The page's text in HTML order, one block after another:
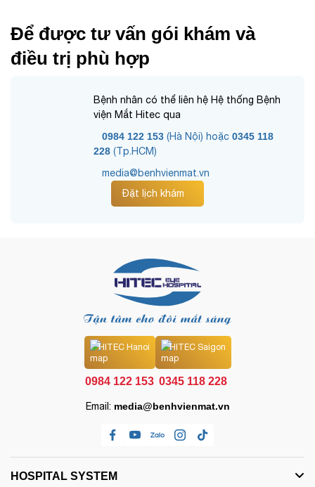
Để được tư vấn gói khám và
điều trị phù hợp
Bệnh nhân có thể liên hệ Hệ thống Bệnh
viện Mắt Hitec qua
0984 122 153 (Hà Nội) hoặc 0345 118
228 (Tp.HCM)
media@benhvienmat.vn
Đặt lịch khám
HITEC Hanoi
0984 122 153
HITEC Saigon
0345 118 228
Email: media@benhvienmat.vn
HOSPITAL SYSTEM